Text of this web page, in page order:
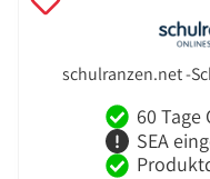
schulranzen.net -
60 Tage
SEA